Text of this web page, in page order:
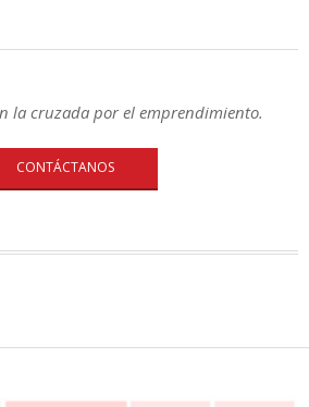
la cruzada por el emprendimiento.
CONTÁCTANOS